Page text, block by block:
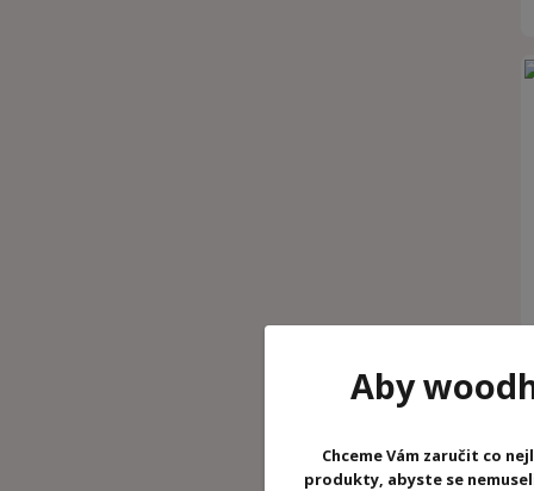
Aby
Chceme Vám zaručit co
produkty, abyste se